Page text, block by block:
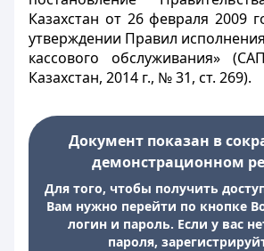
Казахстан от 26 февраля 2009
утверждении Правил
кассового обслуживания»
Казахстан, 2014 г., № 31, ст. 269).
Документ показан в
демонстрационном
Для того, чтобы получить
Вам нужно перейти по кнопке
логин и пароль. Если у вас
пароля,